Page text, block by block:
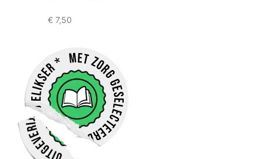
€ 7,50